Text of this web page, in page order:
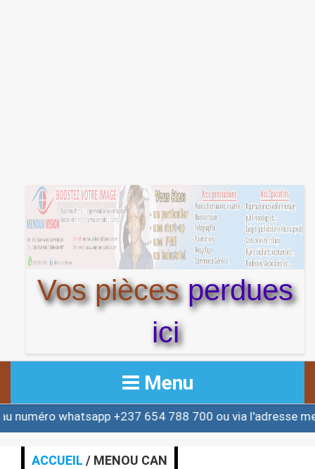
Vos piècesperdues
ici
Menu
ACCUEIL
ACTUALITE
654 788 700 ou via l'adresse
ACCUEIL / MENOU CAN